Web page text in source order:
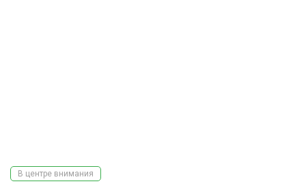
В центре внимания